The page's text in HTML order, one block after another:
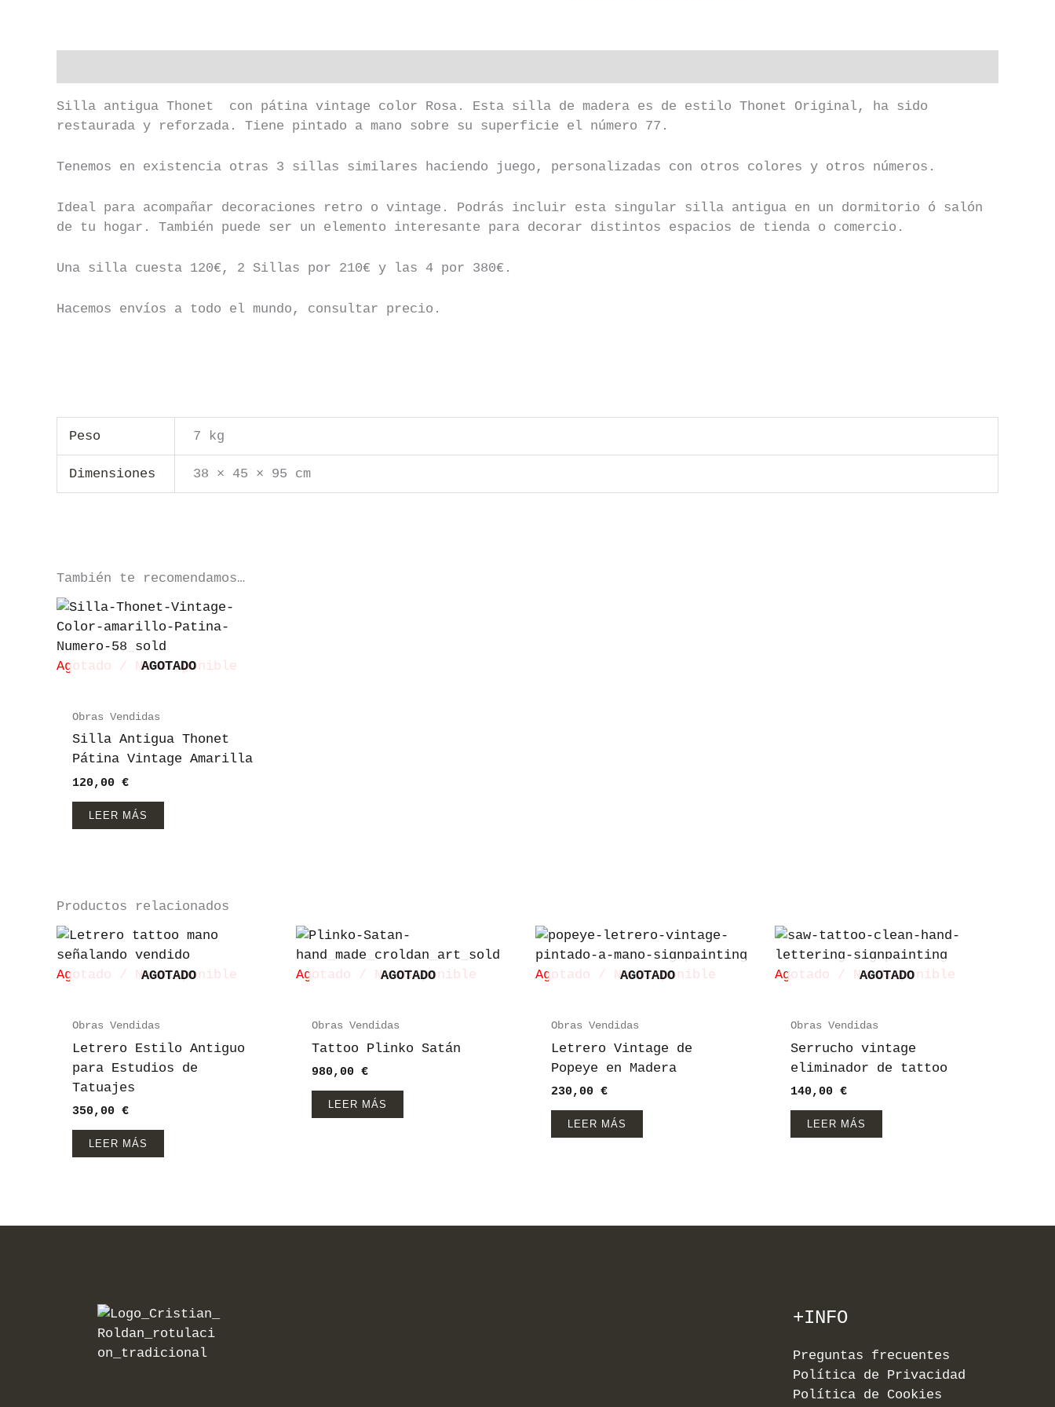
Silla antigua Thonet con pátina vintage color Rosa. Esta silla de madera es de estilo Thonet Original, ha sido
restaurada y reforzada. Tiene pintado a mano sobre su superficie el número 77.
Tenemos en existencia otras 3 sillas similares haciendo juego, personalizadas con otros colores y otros números.
Ideal para acompañar decoraciones retro o vintage. Podrás incluir esta singular silla antigua en un dormitorio ó salón
de tu hogar. También puede ser un elemento interesante para decorar distintos espacios de tienda o comercio.
Una silla cuesta 120€, 2 Sillas por 210€ y las 4 por 380€.
Hacemos envíos a todo el mundo, consultar precio.
Peso 7 kg
Dimensiones 38 × 45 × 95 cm
También te recomendamos…
AGOTADO
Agotado / No disponible
Obras Vendidas
Silla Antigua Thonet
Pátina Vintage Amarilla
120,00€
LEER MÁS
Productos relacionados
AGOTADO
Agotado / No disponible
Obras Vendidas
Letrero Estilo Antiguo
para Estudios de
Tatuajes
350,00€
LEER MÁS
AGOTADO
Agotado / No disponible
Obras Vendidas
Tattoo Plinko Satán
980,00€
LEER MÁS
AGOTADO
Agotado / No disponible
Obras Vendidas
Letrero Vintage de
Popeye en Madera
230,00€
LEER MÁS
AGOTADO
Agotado / No disponible
Obras Vendidas
Serrucho vintage
eliminador de tattoo
140,00€
LEER MÁS
+INFO
Preguntas frecuentes
Política de Privacidad
Política de Cookies